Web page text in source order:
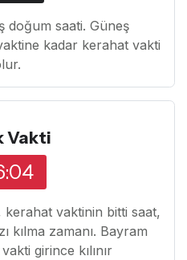
doğum saati. Güneş
kadar kerahat vakti
Vakti
vaktinin bitti saat,
kılma zamanı. Bayram
girince kılınır